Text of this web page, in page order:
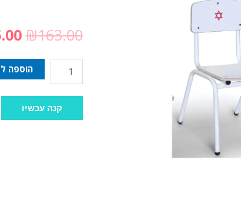
₪163.00
הוספה
קנה עכשיו